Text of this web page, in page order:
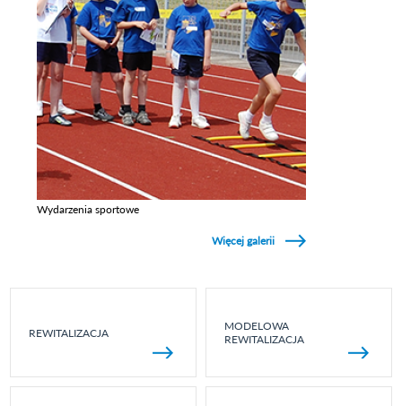
Wydarzenia sportowe
Więcej galerii
REWITALIZACJA
MODELOWA
REWITALIZACJA